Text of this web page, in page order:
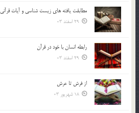
مطابقت یافته های زیست شناسی و آیات قرآنی
29 اسفند 03
رابطه انسان با خود در قرآن
29 اسفند 03
از فرش تا عرش
18 شهریور 03